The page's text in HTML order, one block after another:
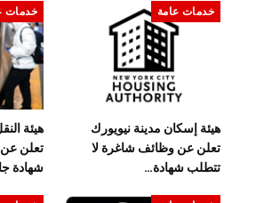
خدمات عامة
هيئة إسكان مدينة نيويورك
تعلن عن وظائف شاغرة لا
تتطلب شهادة…
خدمات
تعلن
شهادة